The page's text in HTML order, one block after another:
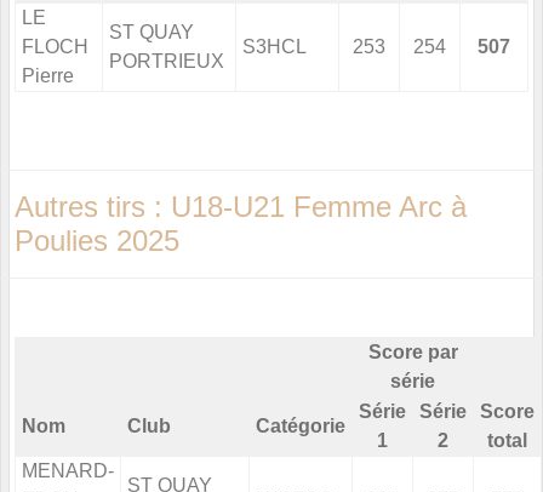
LE
FLOCH
Pierre
ST QUAY
PORTRIEUX
S3HCL 253 254 507
Autres tirs : U18-U21 Femme Arc à
Poulies 2025
Score par
série
Nom Club Catégorie
Série
1
Série
2
Score
total
MENARD-
ST QUAY